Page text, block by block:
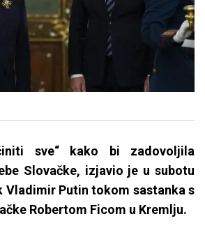
sve“ kako bi zadovoljila
Slovačke, izjavio je u subotu
Vladimir Putin tokom sastanka s
Robertom Ficom u Kremlju.